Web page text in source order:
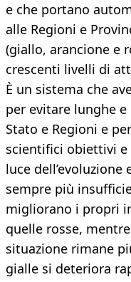
e che portano
alle Regioni e
(giallo, arancione e
crescenti livelli di
È un sistema che
per evitare lunghe
Stato e Regioni e
scientifici obiettivi
luce
sempre più
migliorano i propri
quelle rosse,
situazione rimane
gialle si deteriora